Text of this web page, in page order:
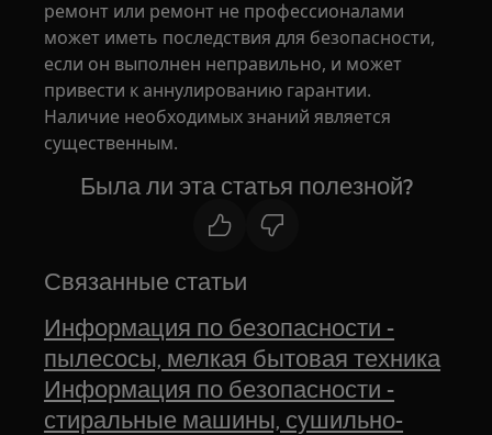
ремонт или ремонт не профессионалами
может иметь последствия для безопасности,
если он выполнен неправильно, и может
привести к аннулированию гарантии.
Наличие необходимых знаний является
существенным.
Была ли эта статья полезной?
Связанные статьи
Информация по безопасности -
пылесосы, мелкая бытовая техника
Информация по безопасности -
стиральные машины, сушильно-